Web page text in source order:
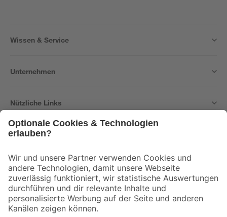
Wissen & Service
Unternehmen
Nützliche Links
Der toom Newsletter: Keine Angebote und Aktionen mehr verpassen!
Zur Newsletter Anmeldung
Folge uns